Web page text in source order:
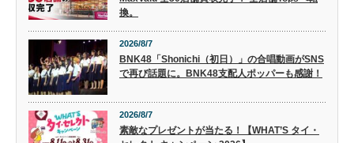
換。
2026/8/7
BNK48「Shonichi（初日）」の合唱動画がSNS
で再び話題に。BNK48支配人ポッパーも感謝！
2026/8/7
素敵なプレゼントが当たる！【WHAT’S タイ・